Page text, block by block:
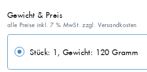
Gewicht & Preis
alle Preise inkl. 7 % MwSt. zzgl. Versandkosten
Stück: 1, Gewicht: 120 Gramm